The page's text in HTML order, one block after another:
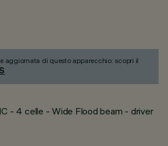
aggiornata di questo apparecchio: scopri il
.
- 4 celle - Wide Flood beam - driver